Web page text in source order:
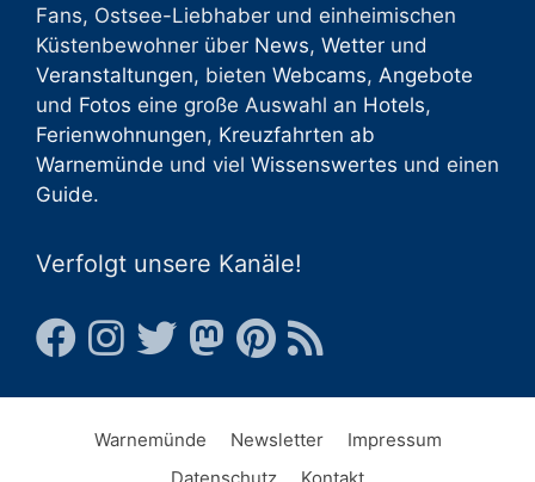
Fans, Ostsee-Liebhaber und einheimischen
Küstenbewohner über News, Wetter und
Veranstaltungen, bieten Webcams, Angebote
und Fotos eine große Auswahl an Hotels,
Ferienwohnungen, Kreuzfahrten ab
Warnemünde und viel Wissenswertes und einen
Guide.
Verfolgt unsere Kanäle!
Warnemünde Newsletter
Impressum